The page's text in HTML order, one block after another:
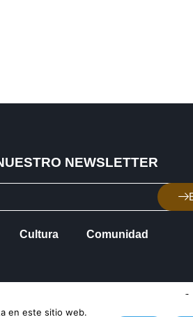
NEWSLETTER
Cultura Comunidad
en este sitio web.